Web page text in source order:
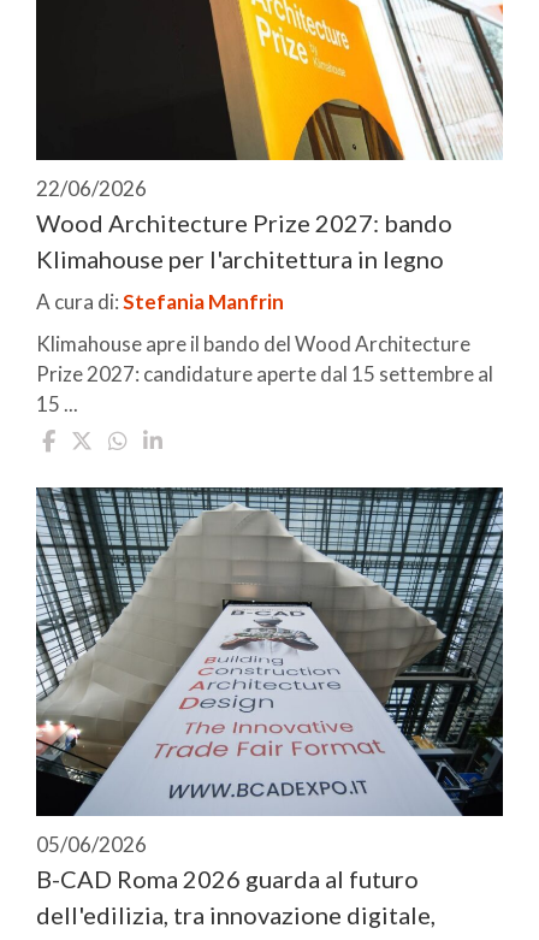
22/06/2026
Wood Architecture Prize 2027: bando
Klimahouse per l'architettura in legno
A cura di:Stefania Manfrin
Klimahouse apre il bando del Wood Architecture
Prize 2027: candidature aperte dal 15 settembre al
15 ...
05/06/2026
B-CAD Roma 2026 guarda al futuro
dell'edilizia, tra innovazione digitale,